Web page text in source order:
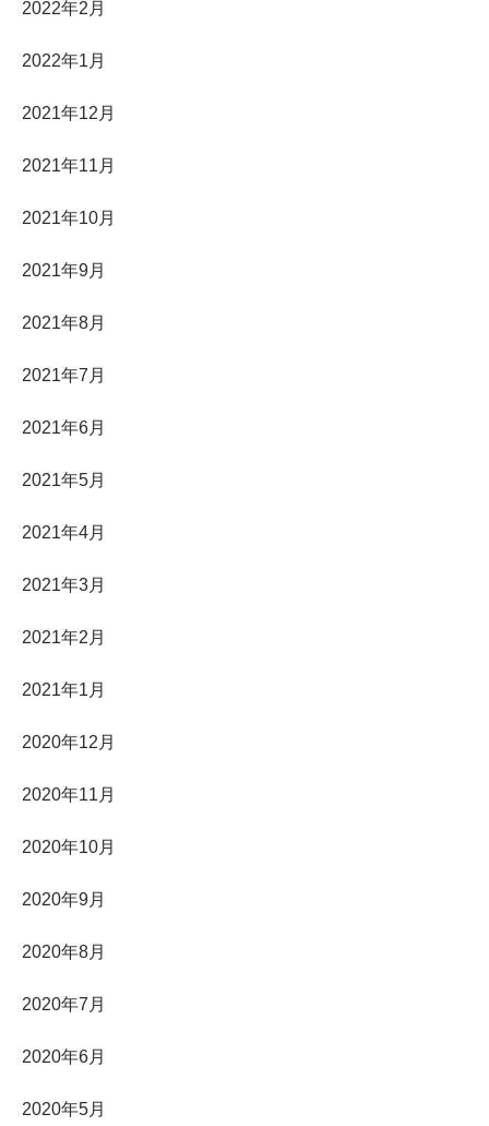
2022年2月
2022年1月
2021年12月
2021年11月
2021年10月
2021年9月
2021年8月
2021年7月
2021年6月
2021年5月
2021年4月
2021年3月
2021年2月
2021年1月
2020年12月
2020年11月
2020年10月
2020年9月
2020年8月
2020年7月
2020年6月
2020年5月